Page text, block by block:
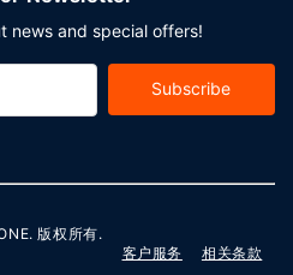
news and special offers!
Subscribe
. 版权所有.
客户服务
相关条款